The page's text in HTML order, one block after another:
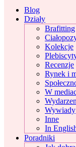
Blog
Działy
Brafitting
Kolekcje
Recenzje
Rynek i
W
Wywiady
Inne
In
Poradniki